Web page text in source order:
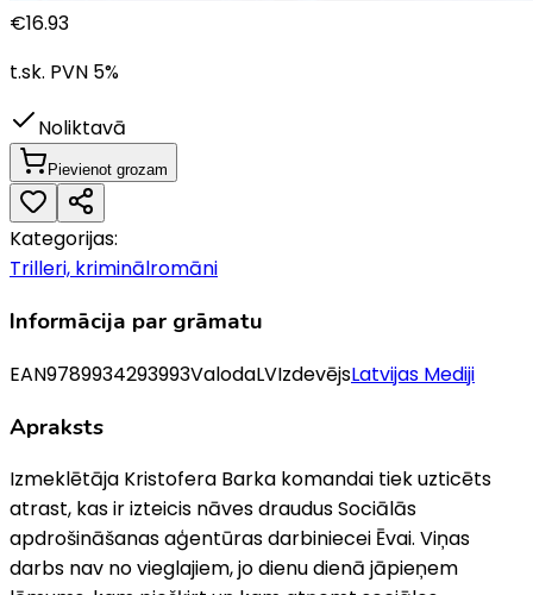
€16.93
t.sk. PVN 5%
Noliktavā
Pievienot grozam
Kategorijas:
Trilleri, kriminālromāni
Informācija par grāmatu
EAN9789934293993ValodaLVIzdevējsLatvijas Mediji
Apraksts
Izmeklētāja Kristofera Barka komandai tiek uzticēts
atrast, kas ir izteicis nāves draudus Sociālās
apdrošināšanas aģentūras darbiniecei Ēvai. Viņas
darbs nav no vieglajiem, jo dienu dienā jāpieņem